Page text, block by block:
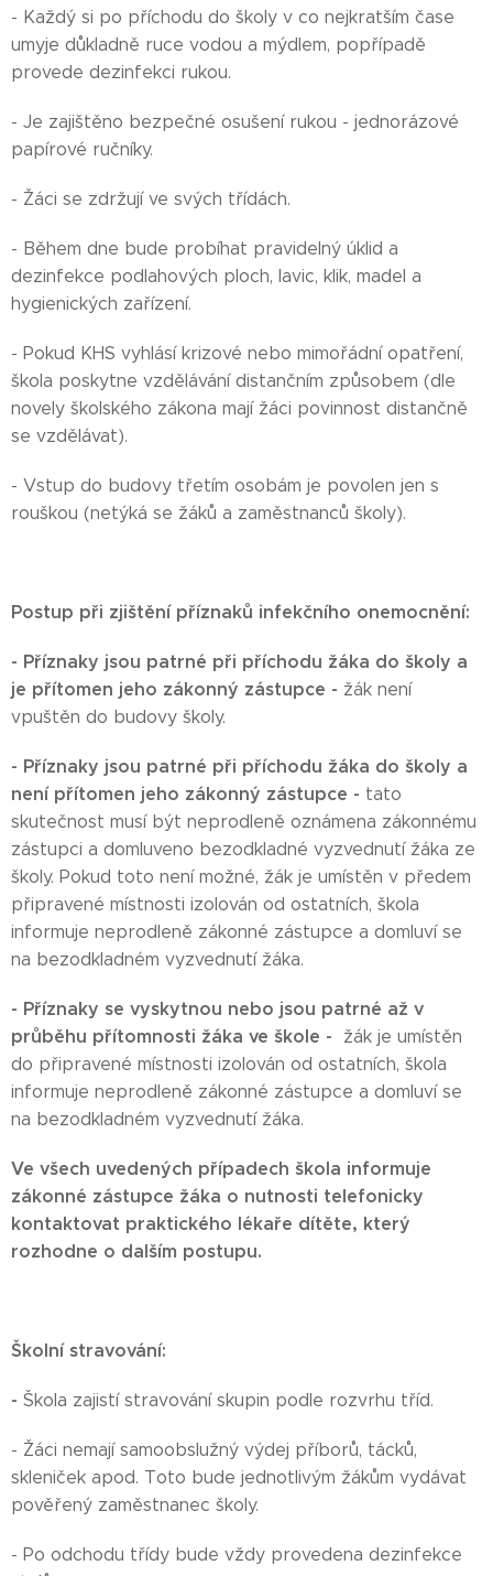
- Každý si po příchodu do školy v co nejkratším čase
umyje důkladně ruce vodou a mýdlem, popřípadě
provede dezinfekci rukou.
- Je zajištěno bezpečné osušení rukou - jednorázové
papírové ručníky.
- Žáci se zdržují ve svých třídách.
- Během dne bude probíhat pravidelný úklid a
dezinfekce podlahových ploch, lavic, klik, madel a
hygienických zařízení.
- Pokud KHS vyhlásí krizové nebo mimořádní opatření,
škola poskytne vzdělávání distančním způsobem (dle
novely školského zákona mají žáci povinnost distančně
se vzdělávat).
- Vstup do budovy třetím osobám je povolen jen s
rouškou (netýká se žáků a zaměstnanců školy).
Postup při zjištění příznaků infekčního onemocnění:
- Příznaky jsou patrné při příchodu žáka do školy a
je přítomen jeho zákonný zástupce - žák není
vpuštěn do budovy školy.
- Příznaky jsou patrné při příchodu žáka do školy a
není přítomen jeho zákonný zástupce - tato
skutečnost musí být neprodleně oznámena zákonnému
zástupci a domluveno bezodkladné vyzvednutí žáka ze
školy. Pokud toto není možné, žák je umístěn v předem
připravené místnosti izolován od ostatních, škola
informuje neprodleně zákonné zástupce a domluví se
na bezodkladném vyzvednutí žáka.
- Příznaky se vyskytnou nebo jsou patrné až v
průběhu přítomnosti žáka ve škole -
žák je umístěn
do připravené místnosti izolován od ostatních, škola
informuje neprodleně zákonné zástupce a domluví se
na bezodkladném vyzvednutí žáka.
Ve všech uvedených případech škola informuje
zákonné zástupce žáka o nutnosti telefonicky
kontaktovat praktického lékaře dítěte, který
rozhodne o dalším postupu.
Školní stravování:
- Škola zajistí stravování skupin podle rozvrhu tříd.
- Žáci nemají samoobslužný výdej příborů, tácků,
skleniček apod. Toto bude jednotlivým žákům vydávat
pověřený zaměstnanec školy.
- Po odchodu třídy bude vždy provedena dezinfekce